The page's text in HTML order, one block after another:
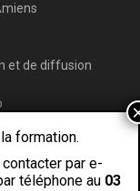
et de diffusion
formation.
par e-
téléphone au 03